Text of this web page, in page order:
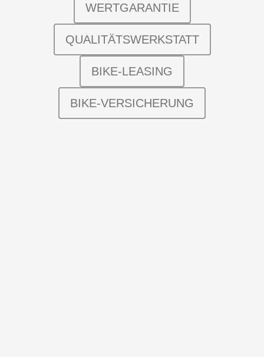
WERTGARANTIE
QUALITÄTSWERKSTATT
BIKE-LEASING
BIKE-VERSICHERUNG